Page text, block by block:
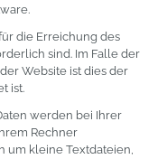
die Erreichung des
sind. Im Falle der
Website ist dies der
ist.
werden bei Ihrer
Rechner
um kleine Textdateien,